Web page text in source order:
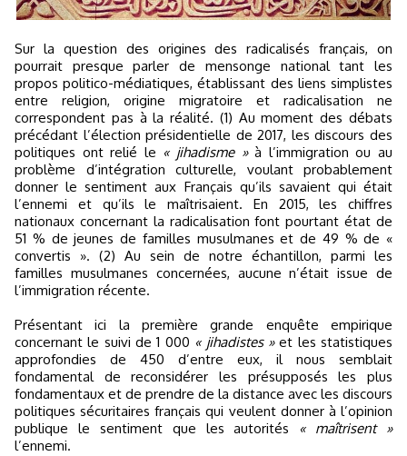
Sur la question des origines des radicalisés français, on
pourrait presque parler de mensonge national tant les
propos politico-médiatiques, établissant des liens simplistes
entre religion, origine migratoire et radicalisation ne
correspondent pas à la réalité. (1) Au moment des débats
précédant l’élection présidentielle de 2017, les discours des
politiques ont relié le « jihadisme »à l’immigration ou au
problème d’intégration culturelle, voulant probablement
donner le sentiment aux Français qu’ils savaient qui était
l’ennemi et qu’ils le maîtrisaient. En 2015, les chiffres
nationaux concernant la radicalisation font pourtant état de
51 % de jeunes de familles musulmanes et de 49 % de «
convertis ». (2) Au sein de notre échantillon, parmi les
familles musulmanes concernées, aucune n’était issue de
l’immigration récente.
Présentant ici la première grande enquête empirique
concernant le suivi de 1 000 « jihadistes »et les statistiques
approfondies de 450 d’entre eux, il nous semblait
fondamental de reconsidérer les présupposés les plus
fondamentaux et de prendre de la distance avec les discours
politiques sécuritaires français qui veulent donner à l’opinion
publique le sentiment que les autorités « maîtrisent »
l’ennemi.